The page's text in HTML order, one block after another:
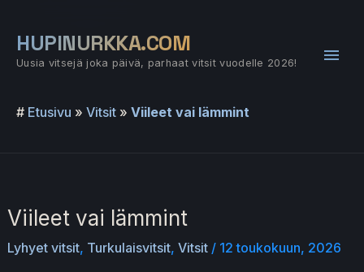
sisältöön
HUPINURKKA.COM
Uusia vitsejä joka päivä, parhaat vitsit vuodelle 2026!
# Etusivu » Vitsit » Viileet vai lämmint
Viileet vai lämmint
Lyhyet vitsit, Turkulaisvitsit, Vitsit/ 12 toukokuun, 2026